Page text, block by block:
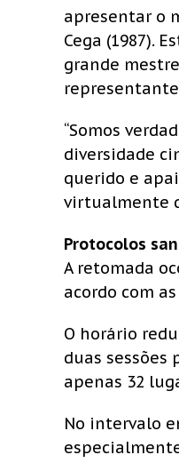
apresentar o
Cega (1987).
grande
“Somos
diversidade
querido e
virtualmente
Protocolos
A retomada
acordo com
O horário
duas sessões
apenas 32
No intervalo